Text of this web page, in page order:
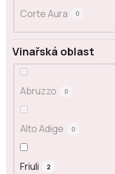
Corte Aura 0
Vinařská oblast
Abruzzo 0
Alto Adige 0
Friuli 2